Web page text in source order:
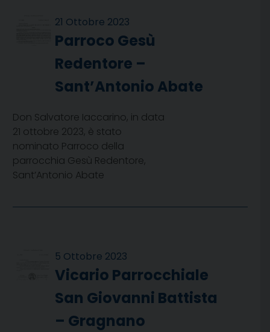
21 Ottobre 2023
Parroco Gesù
Redentore –
Sant’Antonio Abate
Don Salvatore Iaccarino, in data
21 ottobre 2023, è stato
nominato Parroco della
parrocchia Gesù Redentore,
Sant’Antonio Abate
5 Ottobre 2023
Vicario Parrocchiale
San Giovanni Battista
– Gragnano